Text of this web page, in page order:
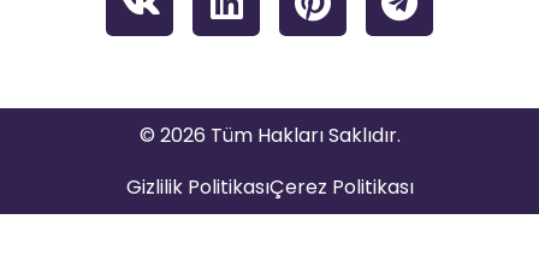
© 2026 Tüm Hakları Saklıdır.
Gizlilik PolitikasıÇerez Politikası